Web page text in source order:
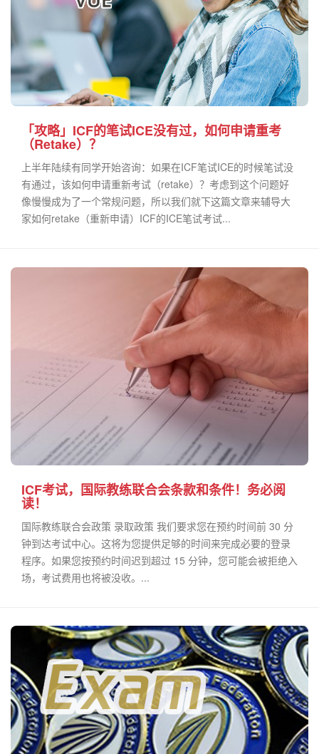
「攻略」ICF的笔试ICE没有过，如何申请重考
（Retake）？
上半年陆续有同学开始咨询：如果在ICF笔试ICE的时候笔试没
有通过，该如何申请重新考试（retake）？考虑到这个问题好
像慢慢成为了一个常规问题，所以我们就下这篇文章来辅导大
家如何retake（重新申请）ICF的ICE笔试考试...
ICF考试，国际教练联合会条款和条件！务必阅
读！
国际教练联合会政策 录取政策 我们要求您在预约时间前 30 分
钟到达考试中心。这将为您提供足够的时间来完成必要的登录
程序。如果您按预约时间迟到超过 15 分钟，您可能会被拒绝入
场，考试费用也将被没收。...